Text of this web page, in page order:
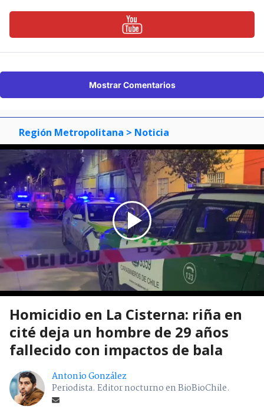
Mostrar Comentarios
Región Metropolitana > Noticia
Homicidio en La Cisterna: riña en
cité deja un hombre de 29 años
fallecido con impactos de bala
Antonio González
Periodista. Editor nocturno en BioBioChile.